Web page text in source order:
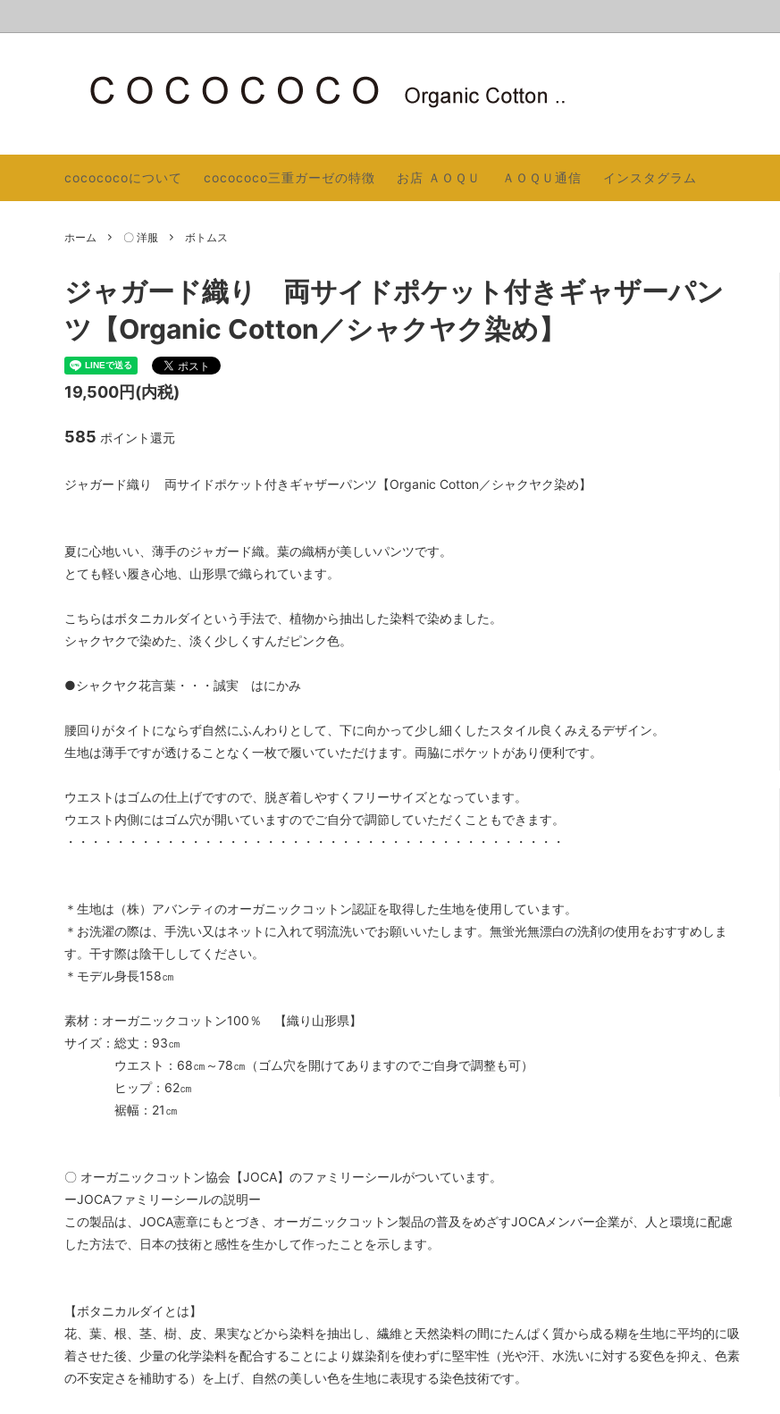
生産。AOQUが信頼するメーカー）
／スヌード
日除けアームカバー
〇 日用品
〇 ベビー 〇 帽子 贈りもの
COCOCOCOの縫製
cocococoについて cocococo三重ガーゼの特徴 お店 ＡＯＱＵ ＡＯＱＵ通信 インスタグラム
ホーム 〇 洋服 ボトムス
ジャガード織り 両サイドポケット付きギャザーパン
ツ【Organic Cotton／シャクヤク染め】
19,500円(内税)
585 ポイント還元
ジャガード織り 両サイドポケット付きギャザーパンツ【Organic Cotton／シャクヤク染め】
夏に心地いい、薄手のジャガード織。葉の織柄が美しいパンツです。
とても軽い履き心地、山形県で織られています。
こちらはボタニカルダイという手法で、植物から抽出した染料で染めました。
シャクヤクで染めた、淡く少しくすんだピンク色。
●シャクヤク花言葉・・・誠実 はにかみ
腰回りがタイトにならず自然にふんわりとして、下に向かって少し細くしたスタイル良くみえるデザイン。
生地は薄手ですが透けることなく一枚で履いていただけます。両脇にポケットがあり便利です。
ウエストはゴムの仕上げですので、脱ぎ着しやすくフリーサイズとなっています。
ウエスト内側にはゴム穴が開いていますのでご自分で調節していただくこともできます。
・・・・・・・・・・・・・・・・・・・・・・・・・・・・・・・・・・・・・・・・
＊生地は（株）アバンティのオーガニックコットン認証を取得した生地を使用しています。
＊お洗濯の際は、手洗い又はネットに入れて弱流洗いでお願いいたします。無蛍光無漂白の洗剤の使用をおすすめしま
す。干す際は陰干ししてください。
＊モデル身長158㎝
素材：オーガニックコットン100％ 【織り山形県】
サイズ：総丈：93㎝
ウエスト：68㎝～78㎝（ゴム穴を開けてありますのでご自身で調整も可）
ヒップ：62㎝
裾幅：21㎝
〇 オーガニックコットン協会【JOCA】のファミリーシールがついています。
ーJOCAファミリーシールの説明ー
この製品は、JOCA憲章にもとづき、オーガニックコットン製品の普及をめざすJOCAメンバー企業が、人と環境に配慮
した方法で、日本の技術と感性を生かして作ったことを示します。
【ボタニカルダイとは】
花、葉、根、茎、樹、皮、果実などから染料を抽出し、繊維と天然染料の間にたんぱく質から成る糊を生地に平均的に吸
着させた後、少量の化学染料を配合することにより媒染剤を使わずに堅牢性（光や汗、水洗いに対する変色を抑え、色素
の不安定さを補助する）を上げ、自然の美しい色を生地に表現する染色技術です。